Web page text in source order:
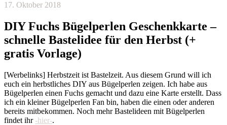
17. Oktober 2018
DIY Fuchs Bügelperlen Geschenkkarte –
schnelle Bastelidee für den Herbst (+
gratis Vorlage)
[Werbelinks] Herbstzeit ist Bastelzeit. Aus diesem Grund will ich
euch ein herbstliches DIY aus Bügelperlen zeigen. Ich habe aus
Bügelperlen einen Fuchs gemacht und dazu eine Karte erstellt. Dass
ich ein kleiner Bügelperlen Fan bin, haben die einen oder anderen
bereits mitbekommen. Noch mehr Bastelideen mit Bügelperlen
findet ihr -hier-.